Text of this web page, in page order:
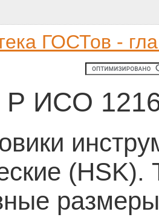
ГОСТов -
ИСО
размеры